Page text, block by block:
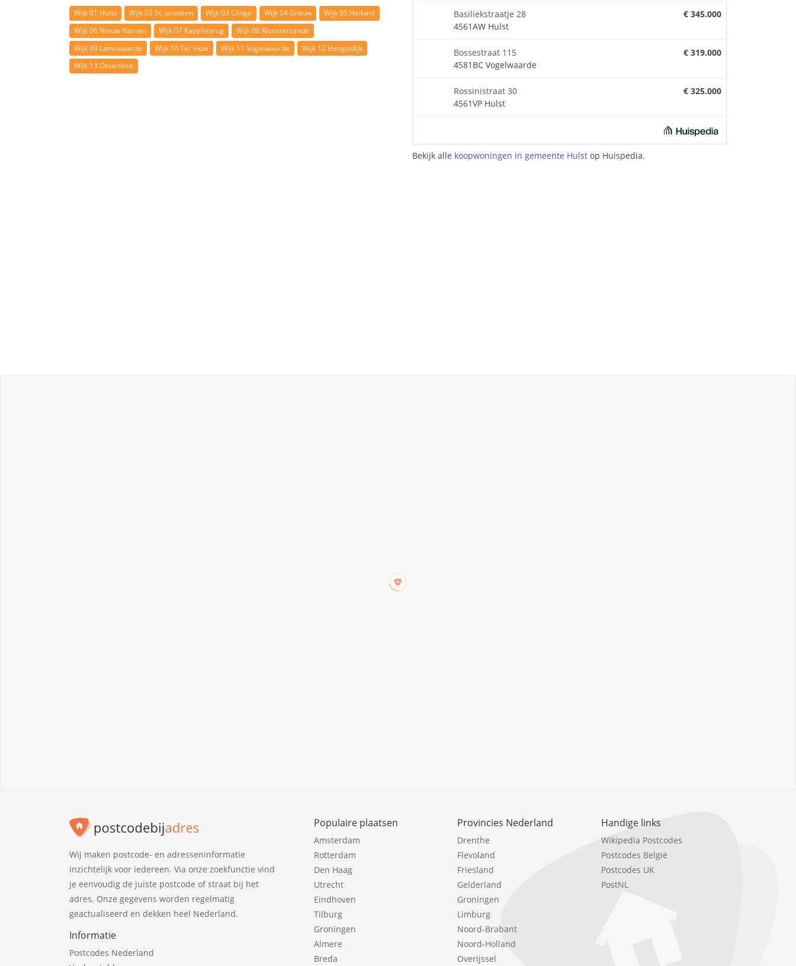
Wijk 01 Hulst Wijk 02 St. Jansteen Wijk 03 Clinge Wijk 04 Grauw
Wijk 05 Heikant
Wijk 06 Nieuw Namen
Wijk 07 Kapellebrug
Wijk 08 Kloosterzande
Wijk 09 Lamswaarde
Wijk 10 Ter Hole Wijk 11 Vogelwaarde
Wijk 12 Hengstdijk
Wijk 13 Ossenisse
Basiliekstraatje 28
4561AW Hulst
€ 345.000
Bossestraat 115
4581BC Vogelwaarde
€ 319.000
Rossinistraat 30
4561VP Hulst
€ 325.000
Bekijk alle koopwoningen in gemeente Hulst op Huispedia.
Wij maken postcode- en adresseninformatie
inzichtelijk voor iedereen. Via onze zoekfunctie vind
je eenvoudig de juiste postcode of straat bij het
adres. Onze gegevens worden regelmatig
geactualiseerd en dekken heel Nederland.
Informatie
Postcodes Nederland
Populaire plaatsen
Amsterdam
Rotterdam
Den Haag
Utrecht
Eindhoven
Tilburg
Groningen
Almere
Breda
Provincies Nederland
Drenthe
Flevoland
Friesland
Gelderland
Groningen
Limburg
Noord-Brabant
Noord-Holland
Overijssel
Handige links
Wikipedia Postcodes
Postcodes België
Postcodes UK
PostNL